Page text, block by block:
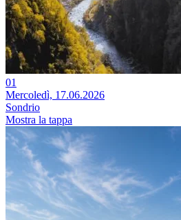
01
Mercoledì, 17.06.2026
Sondrio
Mostra la tappa